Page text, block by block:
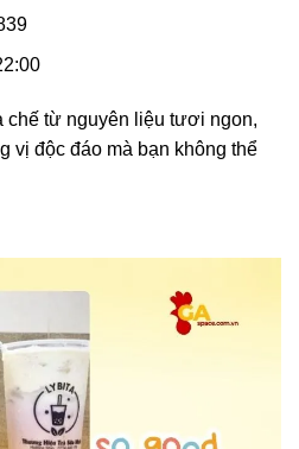
chế từ nguyên liệu tươi ngon,
vị độc đáo mà bạn không thể